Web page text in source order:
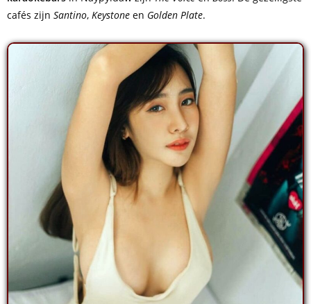
cafés zijn Santino, Keystoneen Golden Plate.